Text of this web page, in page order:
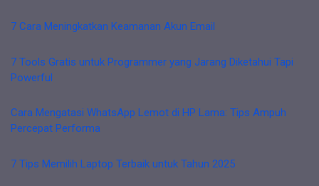
7 Cara Meningkatkan Keamanan Akun Email
7 Tools Gratis untuk Programmer yang Jarang Diketahui Tapi
Powerful
Cara Mengatasi WhatsApp Lemot di HP Lama: Tips Ampuh
Percepat Performa
7 Tips Memilih Laptop Terbaik untuk Tahun 2025